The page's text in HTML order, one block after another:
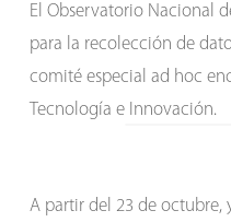
El Observatorio Nacional
para la recolección de
comité especial ad hoc
Tecnología e Innovación.
A partir del 23 de octubre,